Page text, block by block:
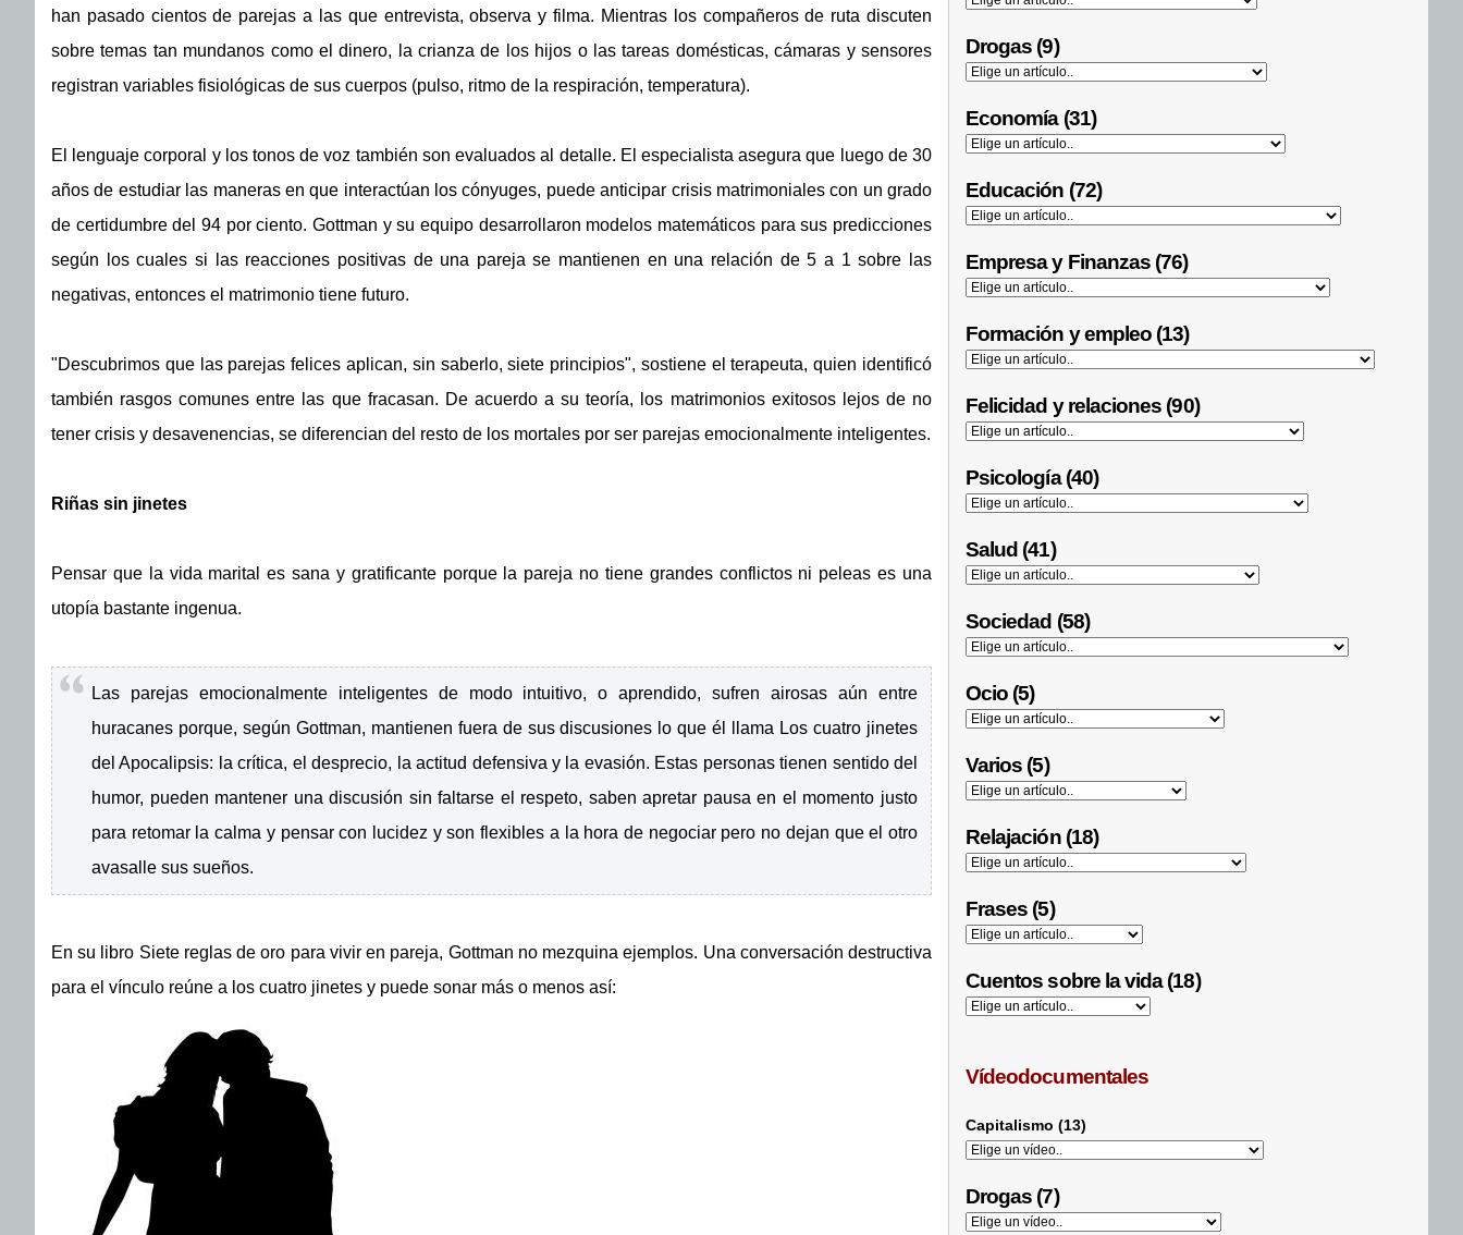
han pasado cientos de parejas a las que entrevista, observa y filma. Mientras los compañeros de ruta discuten
sobre temas tan mundanos como el dinero, la crianza de los hijos o las tareas domésticas, cámaras y sensores
registran variables fisiológicas de sus cuerpos (pulso, ritmo de la respiración, temperatura).
El lenguaje corporal y los tonos de voz también son evaluados al detalle. El especialista asegura que luego de 30
años de estudiar las maneras en que interactúan los cónyuges, puede anticipar crisis matrimoniales con un grado
de certidumbre del 94 por ciento. Gottman y su equipo desarrollaron modelos matemáticos para sus predicciones
según los cuales si las reacciones positivas de una pareja se mantienen en una relación de 5 a 1 sobre las
negativas, entonces el matrimonio tiene futuro.
"Descubrimos que las parejas felices aplican, sin saberlo, siete principios", sostiene el terapeuta, quien identificó
también rasgos comunes entre las que fracasan. De acuerdo a su teoría, los matrimonios exitosos lejos de no
tener crisis y desavenencias, se diferencian del resto de los mortales por ser parejas emocionalmente inteligentes.
Riñas sin jinetes
Pensar que la vida marital es sana y gratificante porque la pareja no tiene grandes conflictos ni peleas es una
utopía bastante ingenua.
Las parejas emocionalmente inteligentes de modo intuitivo, o aprendido, sufren airosas aún entre
huracanes porque, según Gottman, mantienen fuera de sus discusiones lo que él llama Los cuatro jinetes
del Apocalipsis: la crítica, el desprecio, la actitud defensiva y la evasión. Estas personas tienen sentido del
humor, pueden mantener una discusión sin faltarse el respeto, saben apretar pausa en el momento justo
para retomar la calma y pensar con lucidez y son flexibles a la hora de negociar pero no dejan que el otro
avasalle sus sueños.
En su libro Siete reglas de oro para vivir en pareja, Gottman no mezquina ejemplos. Una conversación destructiva
para el vínculo reúne a los cuatro jinetes y puede sonar más o menos así:
Drogas (9)
Economía (31)
Educación (72)
Empresa y Finanzas (76)
Formación y empleo (13)
Felicidad y relaciones (90)
Psicología (40)
Salud (41)
Sociedad (58)
Ocio (5)
Varios (5)
Relajación (18)
Frases (5)
Cuentos sobre la vida (18)
Vídeodocumentales
Capitalismo (13)
Drogas (7)